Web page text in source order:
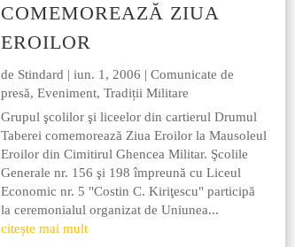
COMEMOREAZĂ ZIUA
EROILOR
de Stindard |iun. 1, 2006 |Comunicate de
presă,Eveniment,Tradiții Militare
Grupul şcolilor şi liceelor din cartierul Drumul
Taberei comemorează Ziua Eroilor la Mausoleul
Eroilor din Cimitirul Ghencea Militar. Şcolile
Generale nr. 156 şi 198 împreună cu Liceul
Economic nr. 5 "Costin C. Kiriţescu" participă
la ceremonialul organizat de Uniunea...
citește mai mult